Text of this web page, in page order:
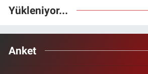
Yükleniyor...
Anket